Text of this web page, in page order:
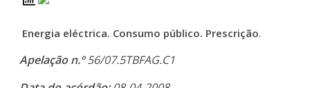
Energia eléctrica. Consumo público. Prescrição.
Apelação n.º56/07.5TBFAG.C1